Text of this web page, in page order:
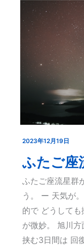
2023年12月19日
ふたご座
ふたご座流星群
う。 ー 天気が
的で どうして
が微妙。 旭川
挟む3日間は 回
ふ
た
座
流
星
群